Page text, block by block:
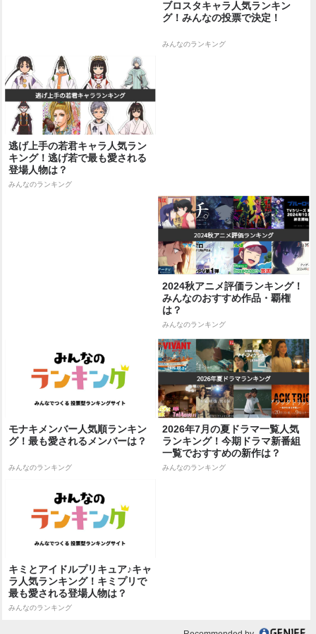
ブロスタキャラ人気ランキン
グ！みんなの投票で決定！
みんなのランキング
逃げ上手の若君キャラ人気ラン
キング！逃げ若で最も愛される
登場人物は？
みんなのランキング
2024秋アニメ評価ランキング！
みんなのおすすめ作品・覇権
は？
みんなのランキング
モナキメンバー人気順ランキン
グ！最も愛されるメンバーは？
みんなのランキング
2026年7月の夏ドラマ一覧人気
ランキング！今期ドラマ新番組
一覧でおすすめの新作は？
みんなのランキング
キミとアイドルプリキュア♪キャ
ラ人気ランキング！キミプリで
最も愛される登場人物は？
みんなのランキング